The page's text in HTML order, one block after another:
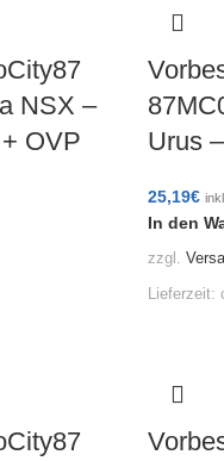
NSX –
OVP
Urus
25,19€
In den
zzgl.
Lieferzeit: